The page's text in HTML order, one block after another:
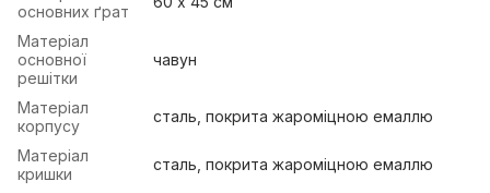
основних ґрат
Матеріал
основної
решітки
чавун
Матеріал
корпусу
сталь, покрита жароміцною емаллю
Матеріал
кришки
сталь, покрита жароміцною емаллю